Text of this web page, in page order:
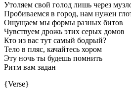
Утоляем свой голод лишь через
Пробиваемся в город, нам нужен
Ощущаем мы формы разных битов
Чувствуем дрожь этих серых домов
Кто из вас тут самый бодрый?
Тело в пляс, качайтесь хором
Эту ночь ты будешь помнить
Ритм вам задан
{Verse}